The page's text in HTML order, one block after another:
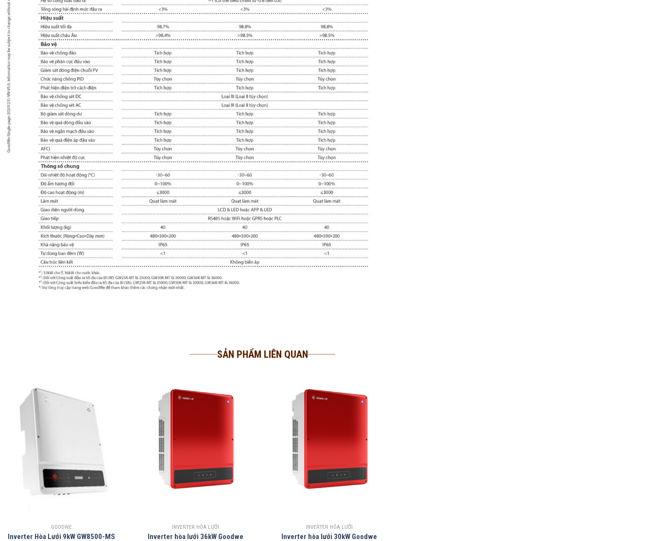
SẢN PHẨM LIÊN QUAN
GOODWE
Inverter Hòa Lưới 9kW GW8500-MS
INVERTER HÒA LƯỚI
Inverter hòa lưới 36kW Goodwe
INVERTER HÒA LƯỚI
Inverter hòa lưới 30kW Goodwe